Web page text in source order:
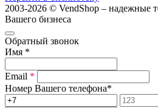
2003-2026 © VendShop – надежные
Вашего бизнеса
Обратный звонок
Имя *
Email *
Номер Вашего телефона*